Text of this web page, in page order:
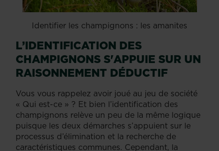
Identifier les champignons : les amanites
L’IDENTIFICATION DES
CHAMPIGNONS S'APPUIE SUR UN
RAISONNEMENT DÉDUCTIF
Vous vous rappelez avoir joué au jeu de société
« Qui est-ce » ? Et bien l’identification des
champignons relève un peu de la même logique
puisque les deux démarches s’appuient sur le
processus d’élimination et la recherche de
caractéristiques communes. Cependant, la